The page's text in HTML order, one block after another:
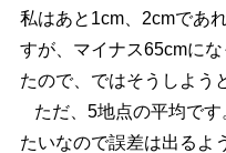
私はあと1cm、2cmであ
すが、マイナス65cmに
たので、ではそうしよう
ただ、5地点の平均で
たいなので誤差は出るよ